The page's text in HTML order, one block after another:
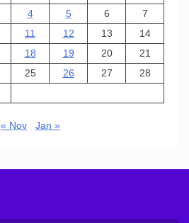
4 5 6
7
11 12 13
14
18 19 20
21
25 26 27
28
« Nov Jan »